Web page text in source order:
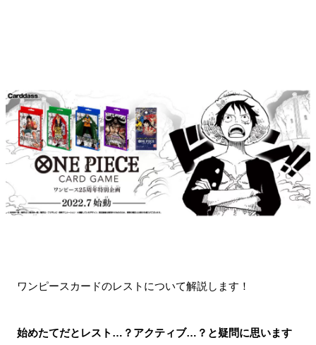
ワンピースカードのレストについて解説します！
始めたてだとレスト…？アクティブ…？と疑問に思います